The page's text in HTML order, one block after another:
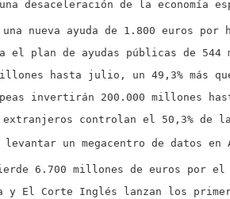
desaceleración de la economía
una nueva ayuda de 1.800 euros
el plan de ayudas públicas de
hasta julio, un 49,3% más
invertirán 200.000 millones
controlan el 50,3% de
un megacentro de datos en
6.700 millones de euros por el
y El Corte Inglés lanzan los